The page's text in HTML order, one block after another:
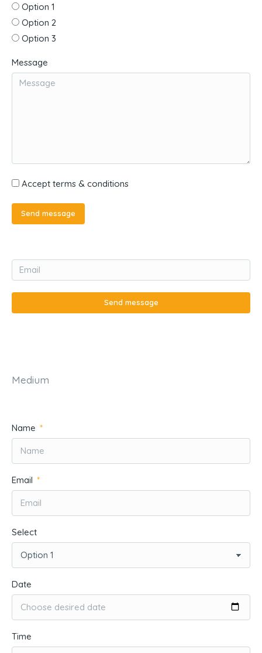
Option 1
Option 2
Option 3
Message
Accept terms & conditions
Send message
Send message
Medium
Name
Email
Select
Date
Time